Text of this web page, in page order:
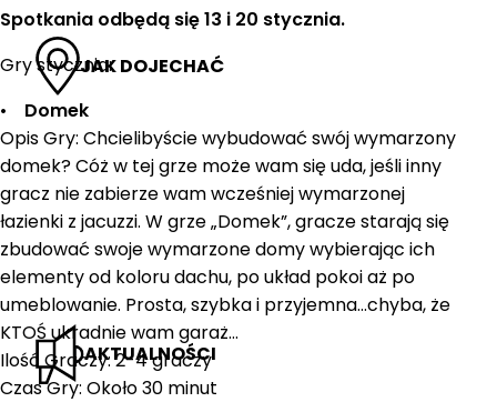
JAK DOJECHAĆ
AKTUALNOŚCI
Spotkania odbędą się 13 i 20 stycznia.
Gry stycznia:
• Domek
Opis Gry: Chcielibyście wybudować swój wymarzony
domek? Cóż w tej grze może wam się uda, jeśli inny
gracz nie zabierze wam wcześniej wymarzonej
łazienki z jacuzzi. W grze „Domek”, gracze starają się
zbudować swoje wymarzone domy wybierając ich
elementy od koloru dachu, po układ pokoi aż po
umeblowanie. Prosta, szybka i przyjemna…chyba, że
KTOŚ ukradnie wam garaż…
Ilość Graczy: 2-4 graczy
Czas Gry: Około 30 minut